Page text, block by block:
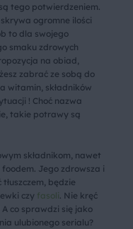
tego potwierdzeniem.
ogromne ilości
to dla swojego
smaku zdrowych
na obiad,
zabrać ze sobą do
witamin, składników
! Choć nazwa
takie potrawy są
składnikom, nawet
Jego zdrowsza i
będzie
czy fasoli. Nie kręć
co sprawdzi się jako
ulubionego serialu?